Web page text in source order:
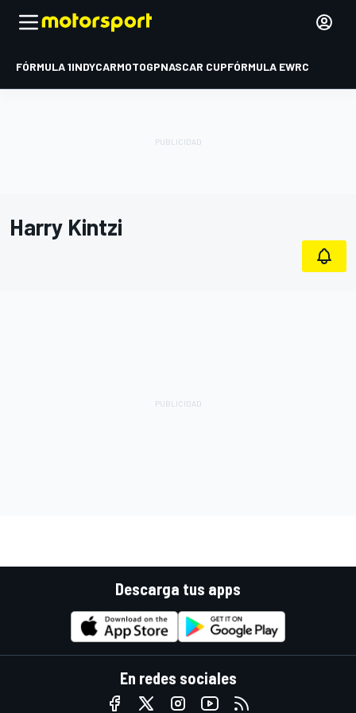
FÓRMULA 1INDYCARMOTOGPNASCAR CUPFÓRMULA EWRC
Harry Kintzi
Descarga tus apps
En redes sociales